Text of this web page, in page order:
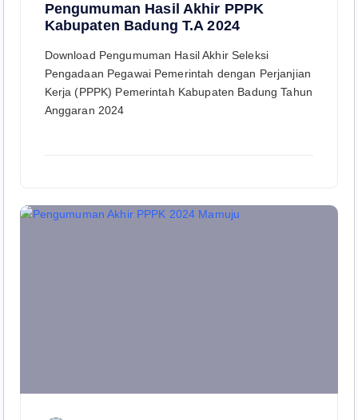
Pengumuman Hasil Akhir PPPK
Kabupaten Badung T.A 2024
Download Pengumuman Hasil Akhir Seleksi
Pengadaan Pegawai Pemerintah dengan Perjanjian
Kerja (PPPK) Pemerintah Kabupaten Badung Tahun
Anggaran 2024